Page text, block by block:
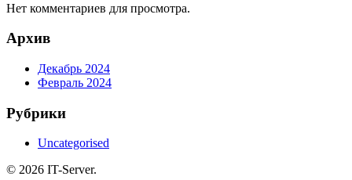
Нет комментариев для просмотра.
Архив
Декабрь 2024
Февраль 2024
Рубрики
Uncategorised
© 2026 IT-Server.